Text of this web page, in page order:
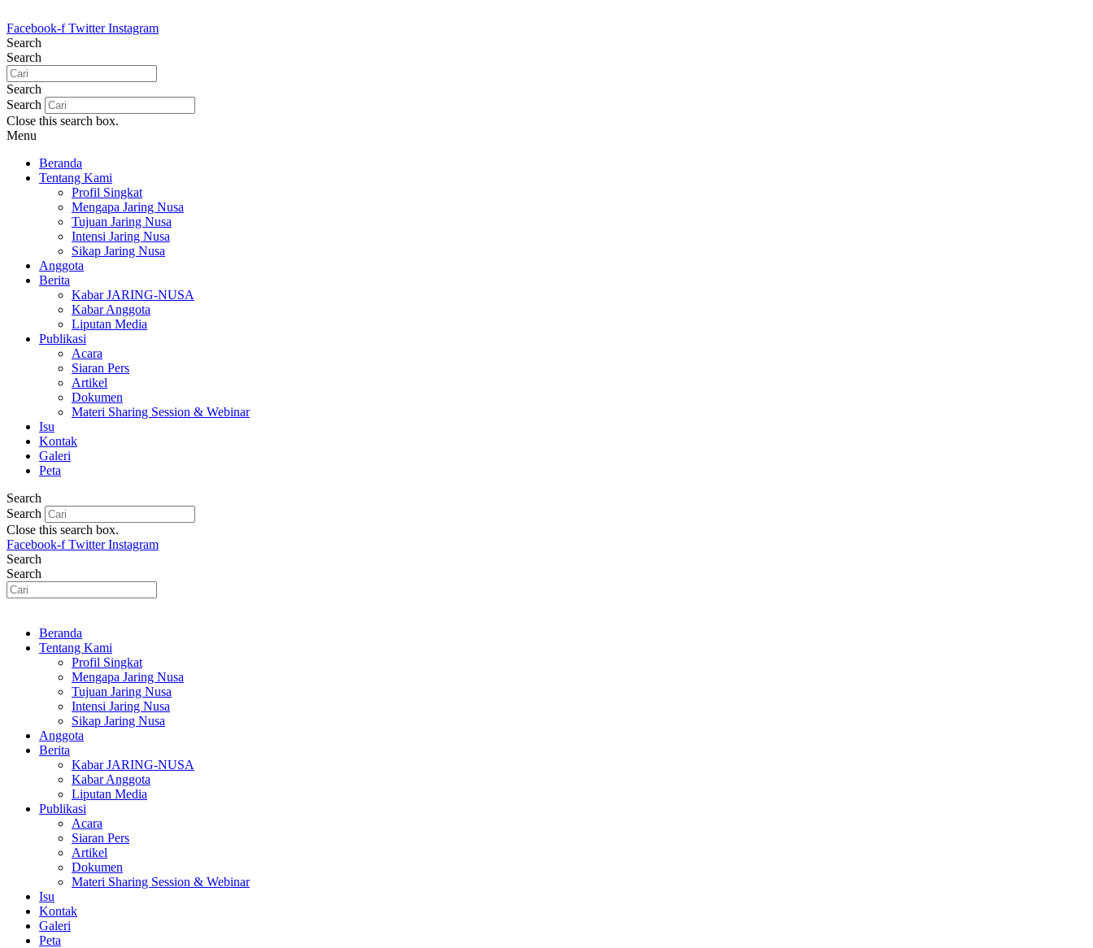
ke
konten
Facebook-f Twitter Instagram
Search
Search
Search
Search
Close this search box.
Menu
Beranda
Tentang Kami
Profil Singkat
Mengapa Jaring Nusa
Tujuan Jaring Nusa
Intensi Jaring Nusa
Sikap Jaring Nusa
Anggota
Berita
Kabar JARING-NUSA
Kabar Anggota
Liputan Media
Publikasi
Acara
Siaran Pers
Artikel
Dokumen
Materi Sharing Session & Webinar
Isu
Kontak
Galeri
Peta
Search
Search
Close this search box.
Facebook-f Twitter Instagram
Search
Search
Beranda
Tentang Kami
Profil Singkat
Mengapa Jaring Nusa
Tujuan Jaring Nusa
Intensi Jaring Nusa
Sikap Jaring Nusa
Anggota
Berita
Kabar JARING-NUSA
Kabar Anggota
Liputan Media
Publikasi
Acara
Siaran Pers
Artikel
Dokumen
Materi Sharing Session & Webinar
Isu
Kontak
Galeri
Peta